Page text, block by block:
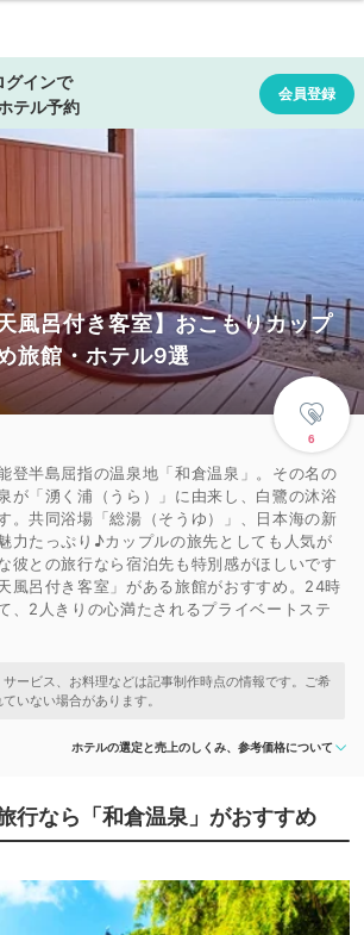
風呂付き客室】おこもりカップ
旅館・ホテル9選
6
登半島屈指の温泉地「和倉温泉」。その名の
が「湧く浦（うら）」に由来し、白鷺の沐浴
。共同浴場「総湯（そうゆ）」、日本海の新
力たっぷり♪カップルの旅先としても人気が
彼との旅行なら宿泊先も特別感がほしいです
風呂付き客室」がある旅館がおすすめ。24時
、2人きりの心満たされるプライベートステ
ホテルの選定と売上のしくみ、参考価格について
行なら「和倉温泉」がおすすめ